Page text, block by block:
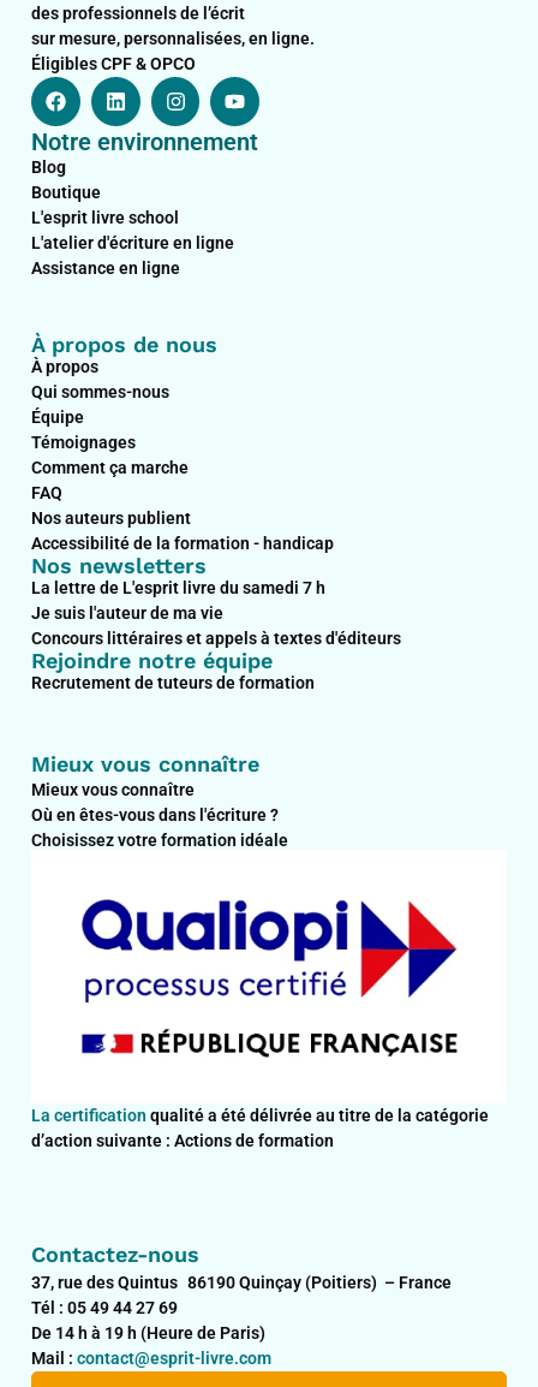
des professionnels de l’écrit
sur mesure, personnalisées, en ligne.
Éligibles CPF & OPCO
F
a
c
e
b
o
o
k
L
i
n
k
i
n
I
n
s
t
r
a
m
Y
o
u
t
Notre environnement
Blog
Boutique
L'esprit livre school
L'atelier d'écriture en ligne
Assistance en ligne
À propos de nous
À propos
Qui sommes-nous
Équipe
Témoignages
Comment ça marche
FAQ
Nos auteurs publient
Accessibilité de la formation - handicap
Nos newsletters
La lettre de L'esprit livre du samedi 7 h
Je suis l'auteur de ma vie
Concours littéraires et appels à textes d'éditeurs
Rejoindre notre équipe
Recrutement de tuteurs de formation
Mieux vous connaître
Mieux vous connaître
Où en êtes-vous dans l'écriture ?
Choisissez votre formation idéale
La certificationqualité a été délivrée au titre de la catégorie
d’action suivante : Actions de formation
Contactez-nous
37, rue des Quintus 86190 Quinçay (Poitiers) – France
Tél : 05 49 44 27 69
De 14 h à 19 h (Heure de Paris)
Mail :contact@esprit-livre.com